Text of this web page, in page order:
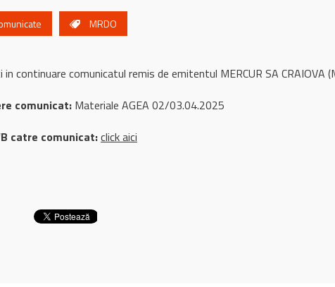
MRDO
in continuare comunicatul remis de emitentul MERCUR SA
comunicat: Materiale AGEA 02/03.04.2025
catre comunicat:click aici